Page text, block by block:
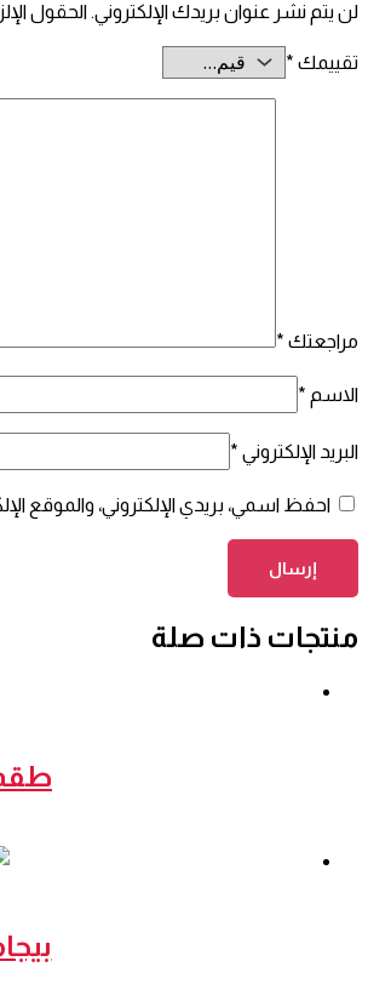
لن يتم نشر عنوان بريدك الإلكتروني. الحقول
تقييمك *
مراجعتك *
الاسم *
البريد الإلكتروني *
احفظ اسمي، بريدي الإلكتروني، والموقع
منتجات ذات صلة